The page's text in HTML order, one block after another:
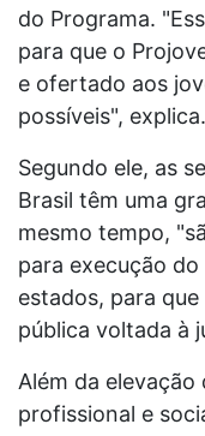
do Programa.
para que o
e ofertado aos
possíveis", explica.
Segundo ele, as
Brasil têm uma
mesmo tempo,
para execução
estados, para
pública voltada à
Além da
profissional e